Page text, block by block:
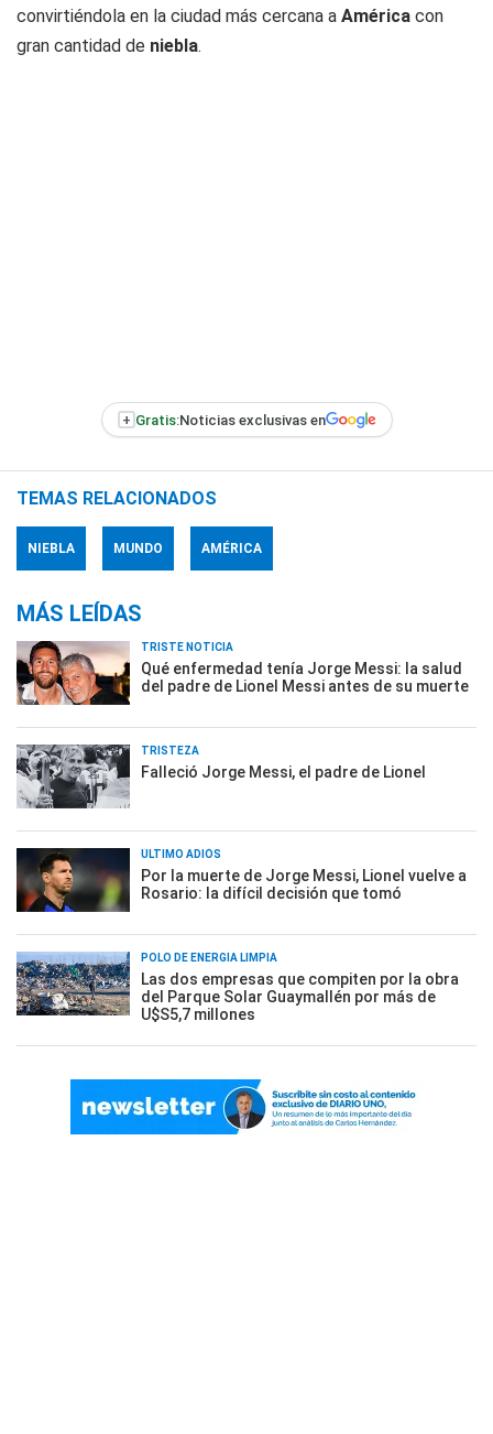
convirtiéndola en la ciudad más cercana a América con
gran cantidad de niebla.
+ Gratis:Noticias exclusivas en
TEMAS RELACIONADOS
NIEBLA MUNDO AMÉRICA
MÁS LEÍDAS
TRISTE NOTICIA
Qué enfermedad tenía Jorge Messi: la salud
del padre de Lionel Messi antes de su muerte
TRISTEZA
Falleció Jorge Messi, el padre de Lionel
ÚLTIMO ADIÓS
Por la muerte de Jorge Messi, Lionel vuelve a
Rosario: la difícil decisión que tomó
POLO DE ENERGÍA LIMPIA
Las dos empresas que compiten por la obra
del Parque Solar Guaymallén por más de
U$S5,7 millones